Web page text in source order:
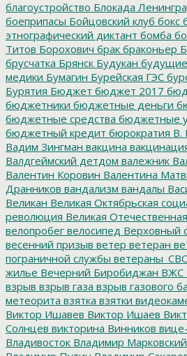
благоустройство Блокада
боеприпасы Бойцовский клуб бокс
этнографический диктант бомба
Титов Борохович брак браконьер
брусчатка Брянск Будукан
медики Бумагин Бурейская ГЭС
Бурятия Бюджет бюджет 2017
бюджетники бюджетные деньги
бюджетные средства бюджетные
бюджетный кредит бюрократия В.
Вадим Зингман вакцина
Валдгеймский детдом валежник
Валентин Коровин Валентина
Дранников вандализм вандалы
Великан Великая Октябрьская
революция Великая
велопробег велосипед Верховный
весенний призыв ветер ветеран
пограничной службы
жилье Вечерний Биробиджан ВЖС
взрыв взрыв газа взрыв газового
метеорита взятка взятки
Виктор Ишавев Виктор Ишаев
Солнцев викторина Винников
Владивосток Владимир Марковский